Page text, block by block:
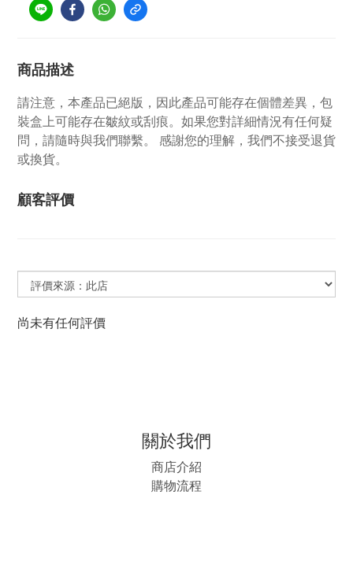
商品描述
請注意，本產品已絕版，因此產品可能存在個體差異，包
裝盒上可能存在皺紋或刮痕。如果您對詳細情況有任何疑
問，請隨時與我們聯繫。 感謝您的理解，我們不接受退貨
或換貨。
顧客評價
尚未有任何評價
關於我們
商店介紹
購物流程